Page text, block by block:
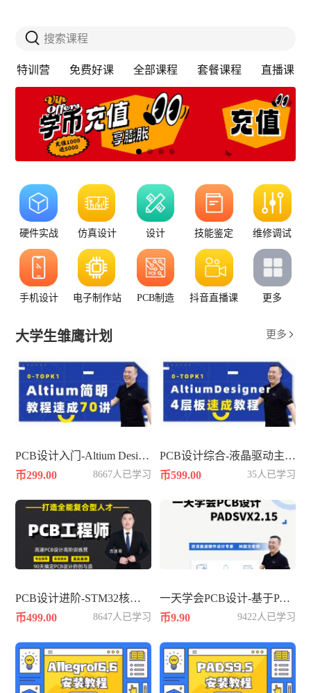
搜索课程
特训营 免费好课 全部课程 套餐课程 直播课
硬件实战 仿真设计 设计 技能鉴定 维修调试
手机设计 电子制作站 PCB制造 抖音直播课 更多
大学生雏鹰计划 更多 
PCB设计入门-Altium Designer平台速成
币299.00
8667人已学习
PCB设计综合-液晶驱动主板4层
币599.00
35人已学习
PCB设计进阶-STM32核心板4层板
币499.00
8647人已学习
一天学会PCB设计-基于PADSVX2.15
币9.90
9422人已学习